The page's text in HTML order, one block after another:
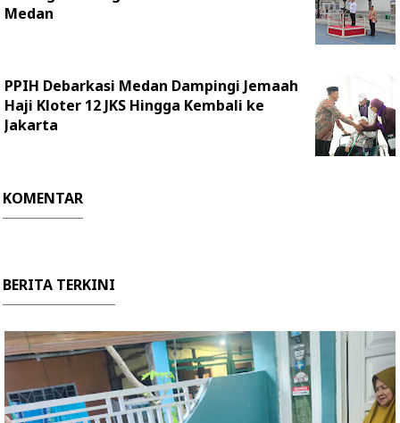
Medan
PPIH Debarkasi Medan Dampingi Jemaah
Haji Kloter 12 JKS Hingga Kembali ke
Jakarta
KOMENTAR
BERITA TERKINI